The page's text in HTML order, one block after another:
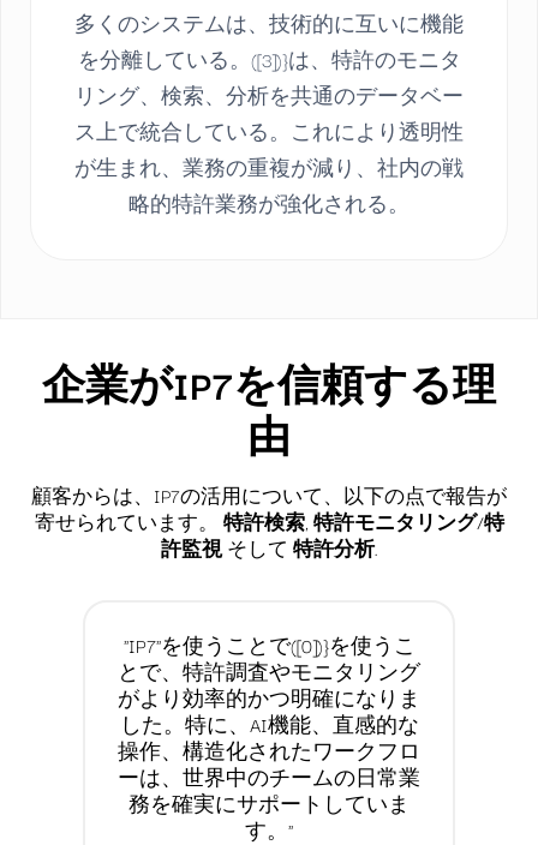
多くのシステムは、技術的に互いに機能
を分離している。([3])}は、特許のモニタ
リング、検索、分析を共通のデータベー
ス上で統合している。これにより透明性
が生まれ、業務の重複が減り、社内の戦
略的特許業務が強化される。
企業がIP7を信頼する理
由
顧客からは、IP7の活用について、以下の点で報告が
寄せられています。 特許検索, 特許モニタリング/特
許監視そして 特許分析.
"IP7"を使うことで([0])}を使うこ
とで、特許調査やモニタリング
がより効率的かつ明確になりま
した。特に、AI機能、直感的な
操作、構造化されたワークフロ
ーは、世界中のチームの日常業
務を確実にサポートしていま
す。"